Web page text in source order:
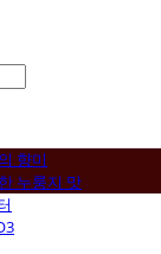
향미
누룽지 맛